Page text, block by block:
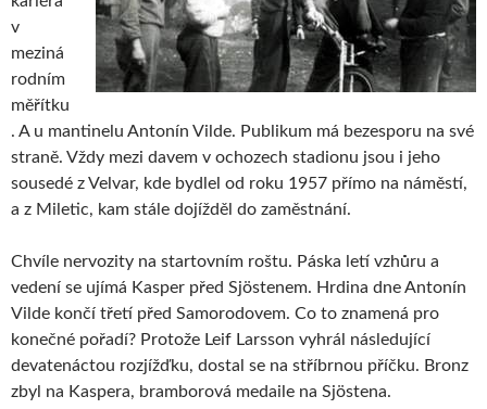
v
meziná
rodním
měřítku
. A u mantinelu Antonín Vilde. Publikum má bezesporu na své
straně. Vždy mezi davem v ochozech stadionu jsou i jeho
sousedé z Velvar, kde bydlel od roku 1957 přímo na náměstí,
a z Miletic, kam stále dojížděl do zaměstnání.
Chvíle nervozity na startovním roštu. Páska letí vzhůru a
vedení se ujímá Kasper před Sjöstenem. Hrdina dne Antonín
Vilde končí třetí před Samorodovem. Co to znamená pro
konečné pořadí? Protože Leif Larsson vyhrál následující
devatenáctou rozjížďku, dostal se na stříbrnou příčku. Bronz
zbyl na Kaspera, bramborová medaile na Sjöstena.